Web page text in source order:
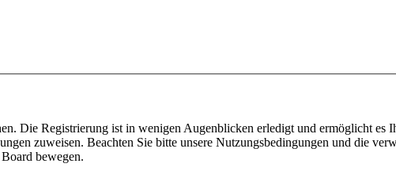
Die Registrierung ist in wenigen Augenblicken erledigt und ermöglicht
zuweisen. Beachten Sie bitte unsere Nutzungsbedingungen und die
bewegen.